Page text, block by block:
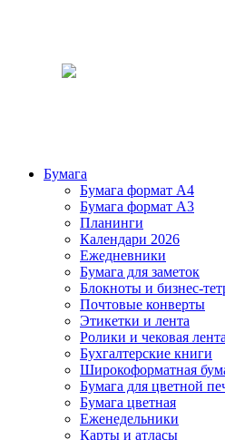
Бумага
Бумага формат А4
Бумага формат А3
Планинги
Календари 2026
Ежедневники
Бумага для заметок
Блокноты и бизнес-
Почтовые конверты
Этикетки и лента
Ролики и чековая лента
Бухгалтерские книги
Широкоформатная
Бумага для цветной
Бумага цветная
Еженедельники
Карты и атласы